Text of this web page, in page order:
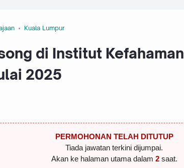
Kuala Lumpur
di Institut
2025
PERMOHONAN TELAH DITUTUP
Tiada jawatan terkini dijumpai.
Akan ke halaman utama dalam 1saat.